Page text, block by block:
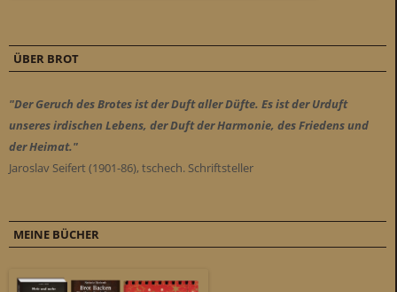
ÜBER BROT
"Der Geruch des Brotes ist der Duft aller Düfte. Es ist der Urduft
unseres irdischen Lebens, der Duft der Harmonie, des Friedens und
der Heimat."
Jaroslav Seifert (1901-86), tschech. Schriftsteller
MEINE BÜCHER